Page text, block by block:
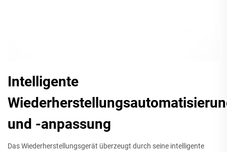
Intelligente
und -anpassung
Das Wiederherstellungsgerät überzeugt durch seine intelligente